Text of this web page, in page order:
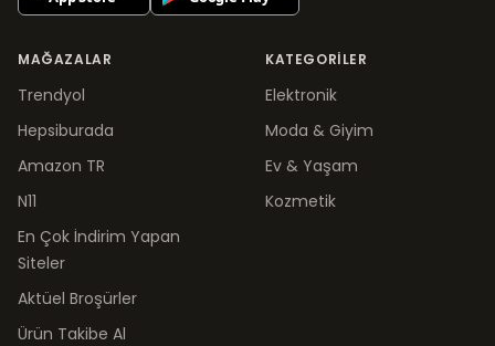
MAĞAZALAR
Trendyol
Hepsiburada
Amazon TR
N11
En Çok İndirim Yapan
Siteler
Aktüel Broşürler
Ürün Takibe Al
KATEGORILER
Elektronik
Moda & Giyim
Ev & Yaşam
Kozmetik